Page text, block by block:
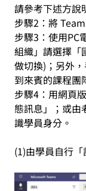
請參考下述方說
步驟2：將
步驟3：使用PC
組織」請選擇「
做切換)；另外
到來賓的課程團
步驟4：用網頁
態訊息」；或由
識學員身分。
(1)由學員自行「